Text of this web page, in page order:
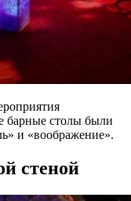
барные столы были
и «воображение».
стеной